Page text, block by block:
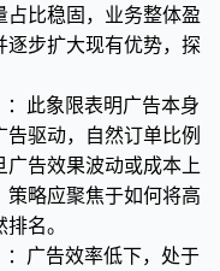
比稳固，业务整体盈
步扩大现有优势，探
：此象限表明广告本身
驱动，自然订单比例
告效果波动或成本上
略应聚焦于如何将高
名。
：广告效率低下，处于